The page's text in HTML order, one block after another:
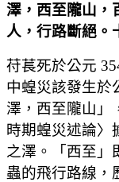
澤，西至隴山，
人，行路斷絕。
苻萇死於公元
中蝗災該發生於
澤，西至隴山」
時期蝗災述論〉
之澤。「西至」
蟲的飛行路線，